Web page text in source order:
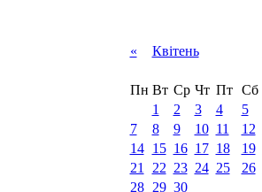
« Квітень
Пн Вт Ср Чт Пт Сб
1
2 3 4 5
7
8 9 10 11 12
14
15 16 17 18 19
21
22 23 24 25 26
28
29 30